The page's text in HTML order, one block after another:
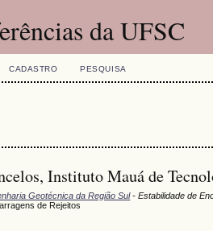
da UFSC
CADASTRO PESQUISA
Instituto Mauá de
Geotécnica da Região Sul- Estabilidade de
de Rejeitos